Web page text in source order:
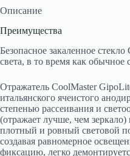
Описание
Преимущества
Безопасное закаленное
света, в то время как обычное
Отражатель CoolMaster
итальянского ячеистого
степенью рассеивания и
(отражает лучше, чем зеркало)
плотный и ровный световой
создавая равномерное
фиксацию, легко